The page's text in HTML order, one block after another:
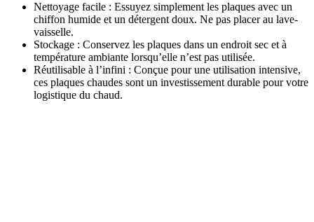
Nettoyage facile : Essuyez simplement les plaques avec un
chiffon humide et un détergent doux. Ne pas placer au lave-
vaisselle.
Stockage : Conservez les plaques dans un endroit sec et à
température ambiante lorsqu’elle n’est pas utilisée.
Réutilisable à l’infini : Conçue pour une utilisation intensive,
ces plaques chaudes sont un investissement durable pour votre
logistique du chaud.